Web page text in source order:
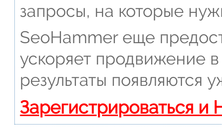
запросы, на которые
SeoHammer еще
ускоряет продвижение
результаты появляются
Зарегистрироваться и